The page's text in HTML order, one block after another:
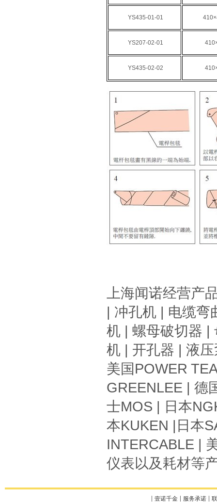
YS435-01-01
YS207-02-01
YS435-02-02
上海闻诺经营产
| 冲孔机 | 电缆弯
机 | 螺母破切器 |
机 | 开孔器 | 液
美国 POWER
GREENLEE | 德
士MOS | 日本
本KUKEN |日本
INTERCABLE |
仪表以及耗材等
壹诺千金 服务承诺